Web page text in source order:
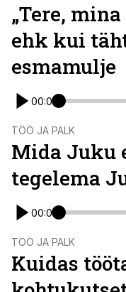
„Tere,
ehk kui
esmamulje
00:00
TÖÖ JA PALK
Mida Juku
tegelema
00:00
TÖÖ JA PALK
Kuidas